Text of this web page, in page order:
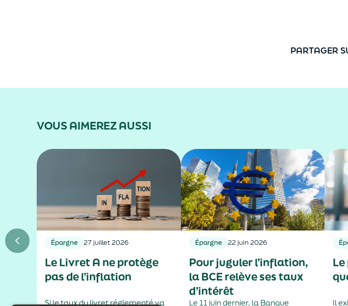
PARTAGER
VOUS AIMEREZ AUSSI
Épargne 27 juillet 2026
Le Livret A ne protège
pas de l’inflation
Si le taux du livret réglementé va
Épargne 22 juin 2026
Pour juguler l’inflation,
la BCE relève ses taux
d’intérêt
Le 11 juin dernier, la Banque Il